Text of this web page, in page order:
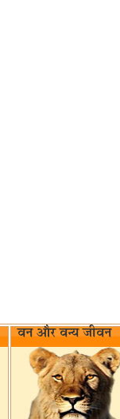
वन और वन्य जीवन‌